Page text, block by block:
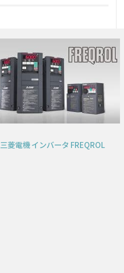
三菱電機 インバータ FREQROL